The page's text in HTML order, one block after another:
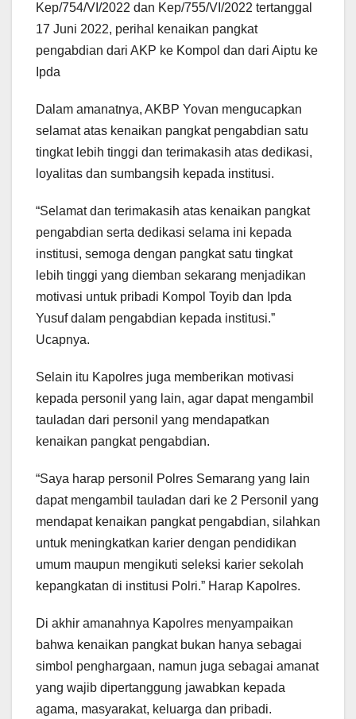
Kep/754/VI/2022 dan Kep/755/VI/2022 tertanggal
17 Juni 2022, perihal kenaikan pangkat
pengabdian dari AKP ke Kompol dan dari Aiptu ke
Ipda
Dalam amanatnya, AKBP Yovan mengucapkan
selamat atas kenaikan pangkat pengabdian satu
tingkat lebih tinggi dan terimakasih atas dedikasi,
loyalitas dan sumbangsih kepada institusi.
“Selamat dan terimakasih atas kenaikan pangkat
pengabdian serta dedikasi selama ini kepada
institusi, semoga dengan pangkat satu tingkat
lebih tinggi yang diemban sekarang menjadikan
motivasi untuk pribadi Kompol Toyib dan Ipda
Yusuf dalam pengabdian kepada institusi.”
Ucapnya.
Selain itu Kapolres juga memberikan motivasi
kepada personil yang lain, agar dapat mengambil
tauladan dari personil yang mendapatkan
kenaikan pangkat pengabdian.
“Saya harap personil Polres Semarang yang lain
dapat mengambil tauladan dari ke 2 Personil yang
mendapat kenaikan pangkat pengabdian, silahkan
untuk meningkatkan karier dengan pendidikan
umum maupun mengikuti seleksi karier sekolah
kepangkatan di institusi Polri.” Harap Kapolres.
Di akhir amanahnya Kapolres menyampaikan
bahwa kenaikan pangkat bukan hanya sebagai
simbol penghargaan, namun juga sebagai amanat
yang wajib dipertanggung jawabkan kepada
agama, masyarakat, keluarga dan pribadi.